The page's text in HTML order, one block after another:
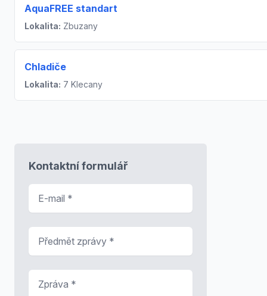
AquaFREE standart
Lokalita: Zbuzany
Chladiče
Lokalita: 7 Klecany
Kontaktní formulář